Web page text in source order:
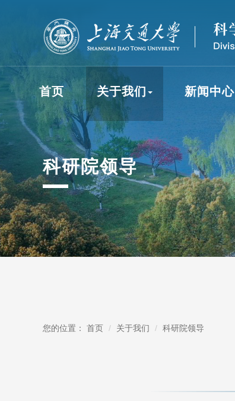
首页 关于我们 新闻中心
科研院领导
您的位置： 首页 关于我们 科研院领导